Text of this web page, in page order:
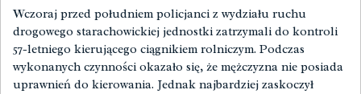
Wczoraj przed południem policjanci z wydziału ruchu
drogowego starachowickiej jednostki zatrzymali do kontroli
57-letniego kierującego ciągnikiem rolniczym. Podczas
wykonanych czynności okazało się, że mężczyzna nie posiada
uprawnień do kierowania. Jednak najbardziej zaskoczył